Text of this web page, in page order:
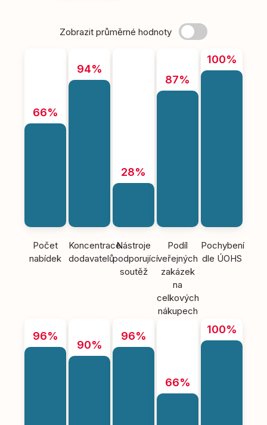
Zobrazit průměrné hodnoty
66%
Počet
nabídek
94%
Koncentrace
dodavatelů
28%
Nástroje
podporující
soutěž
87%
Podíl
veřejných
zakázek
na
celkových
nákupech
100%
Pochybení
dle ÚOHS
96%
90%
96%
66%
100%